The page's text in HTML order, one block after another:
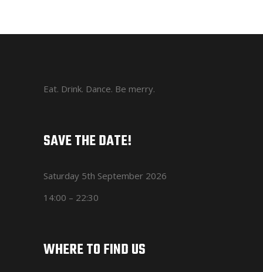
Eat. Drink. Dance. Be merry.
SAVE THE DATE!
Saturday 5th September 2026
14:00 – 22:30
WHERE TO FIND US